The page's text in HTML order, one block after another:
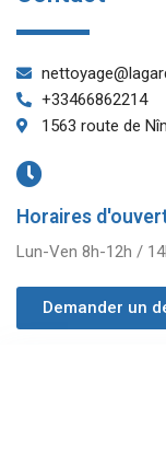
+33466862214
1563 route de
Horaires
Lun-Ven 8h-12h /
Demander un